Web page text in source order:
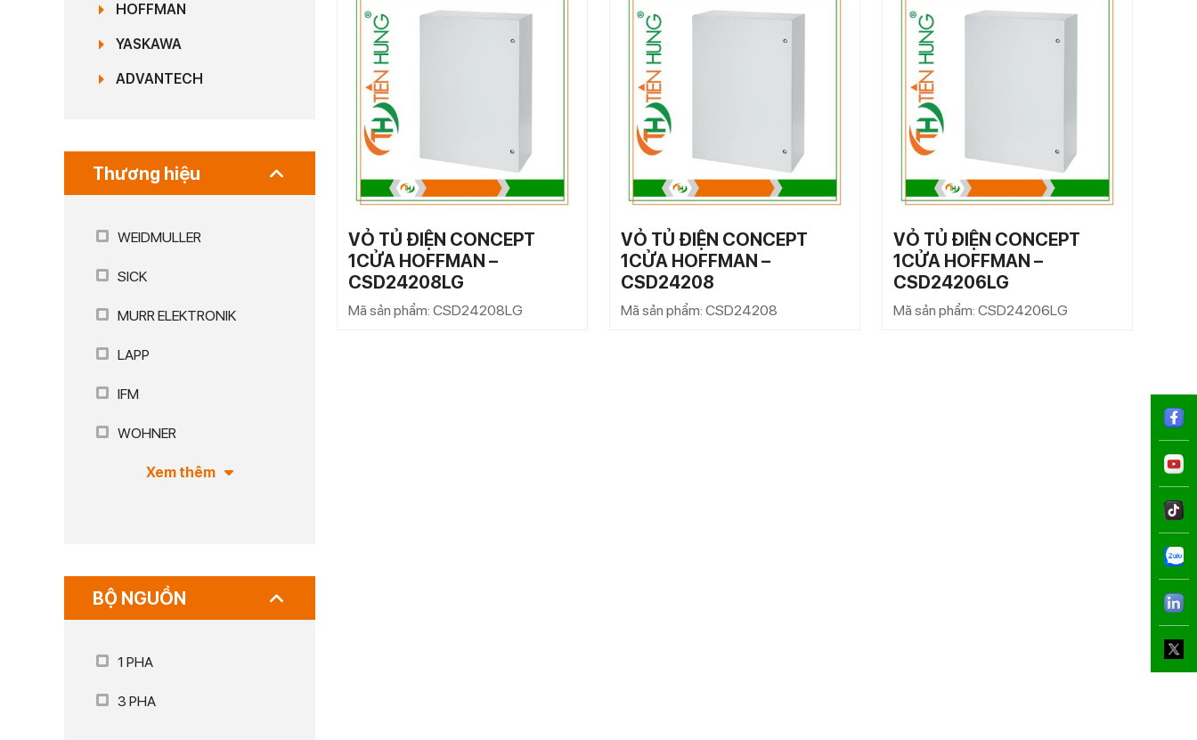
HOFFMAN
YASKAWA
ADVANTECH
Thương hiệu
WEIDMULLER
SICK
MURR ELEKTRONIK
LAPP
IFM
WOHNER
Xem thêm
BỘ NGUỒN
1 PHA
3 PHA
VỎ TỦ ĐIỆN CONCEPT
1CỬA HOFFMAN –
CSD24208LG
Mã sản phẩm: CSD24208LG
VỎ TỦ ĐIỆN CONCEPT
1CỬA HOFFMAN –
CSD24208
Mã sản phẩm: CSD24208
VỎ TỦ ĐIỆN CONCEPT
1CỬA HOFFMAN –
CSD24206LG
Mã sản phẩm: CSD24206LG